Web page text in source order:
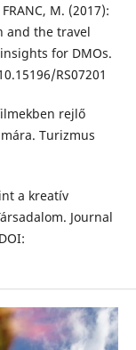
M. (2017):
and the travel
for DMOs.
RS07201
rejlő
Turizmus
a kreatív
Journal